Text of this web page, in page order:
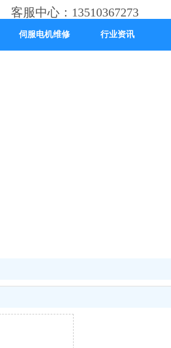
客服中心：13510367273
伺服电机维修 行业资讯